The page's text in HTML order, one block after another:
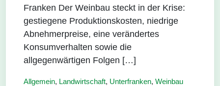
Franken Der Weinbau steckt in der Krise:
gestiegene Produktionskosten, niedrige
Abnehmerpreise, eine verändertes
Konsumverhalten sowie die
allgegenwärtigen Folgen […]
Allgemein, Landwirtschaft, Unterfranken, Weinbau